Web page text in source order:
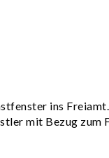
ins Freiamt.
mit Bezug zum